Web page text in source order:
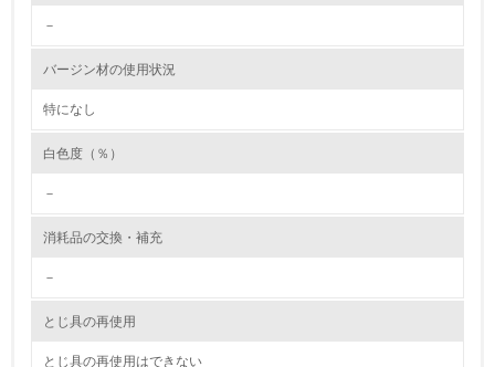
境対策を理解し、実践している
環境活動に関する規格やプログラムを導入している
2.環境への取り組み
－
バージン材の使用状況
特になし
白色度（％）
－
消耗品の交換・補充
－
とじ具の再使用
とじ具の再使用はできない